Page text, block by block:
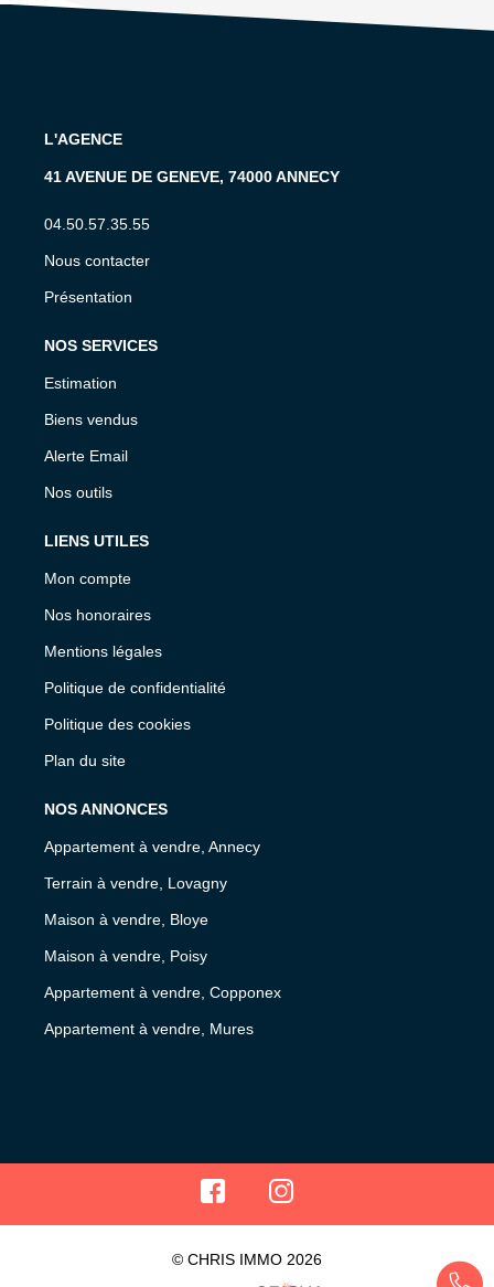
L'AGENCE
41 AVENUE DE GENEVE, 74000 ANNECY
04.50.57.35.55
Nous contacter
Présentation
NOS SERVICES
Estimation
Biens vendus
Alerte Email
Nos outils
LIENS UTILES
Mon compte
Nos honoraires
Mentions légales
Politique de confidentialité
Politique des cookies
Plan du site
NOS ANNONCES
Appartement à vendre, Annecy
Terrain à vendre, Lovagny
Maison à vendre, Bloye
Maison à vendre, Poisy
Appartement à vendre, Copponex
Appartement à vendre, Mures
© CHRIS IMMO 2026